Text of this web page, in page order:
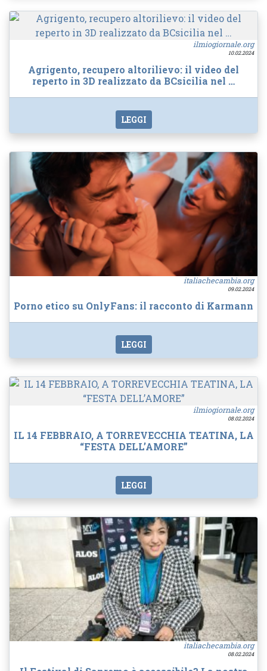
ilmiogiornale.org
10.02.2024
Agrigento, recupero altorilievo: il video del
reperto in 3D realizzato da BCsicilia nel …
LEGGI
italiachecambia.org
09.02.2024
Porno etico su OnlyFans: il racconto di Karmann
LEGGI
ilmiogiornale.org
08.02.2024
IL 14 FEBBRAIO, A TORREVECCHIA TEATINA, LA
“FESTA DELL’AMORE”
LEGGI
italiachecambia.org
08.02.2024